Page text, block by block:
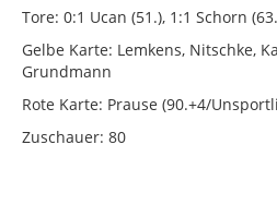
Tore: 0:1 Ucan (51.), 1:1 Schorn
Gelbe Karte: Lemkens, Nitschke,
Grundmann
Rote Karte: Prause (90.+4/
Zuschauer: 80